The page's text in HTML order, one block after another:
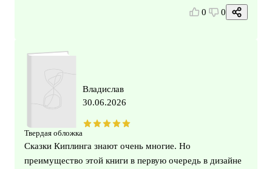
0 0
Твердая обложка
Владислав
30.06.2026
Сказки Киплинга знают очень многие. Но
преимущество этой книги в первую очередь в дизайне